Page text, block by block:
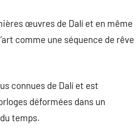
œuvres de Dalí et en même
comme une séquence de rêve
connues de Dalí et est
déformées dans un
temps.